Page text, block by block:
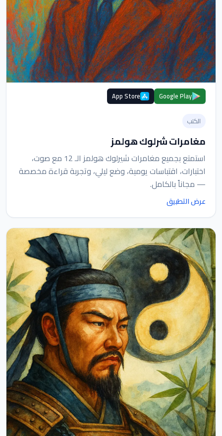
Google Play
App Store
الكتب
مغامرات شرلوك هولمز
استمتع بجميع مغامرات شيرلوك هولمز الـ 12 مع صوت،
اختبارات، اقتباسات يومية، وضع ليلي، وتجربة قراءة مخصصة
— مجاناً بالكامل.
عرض التطبيق